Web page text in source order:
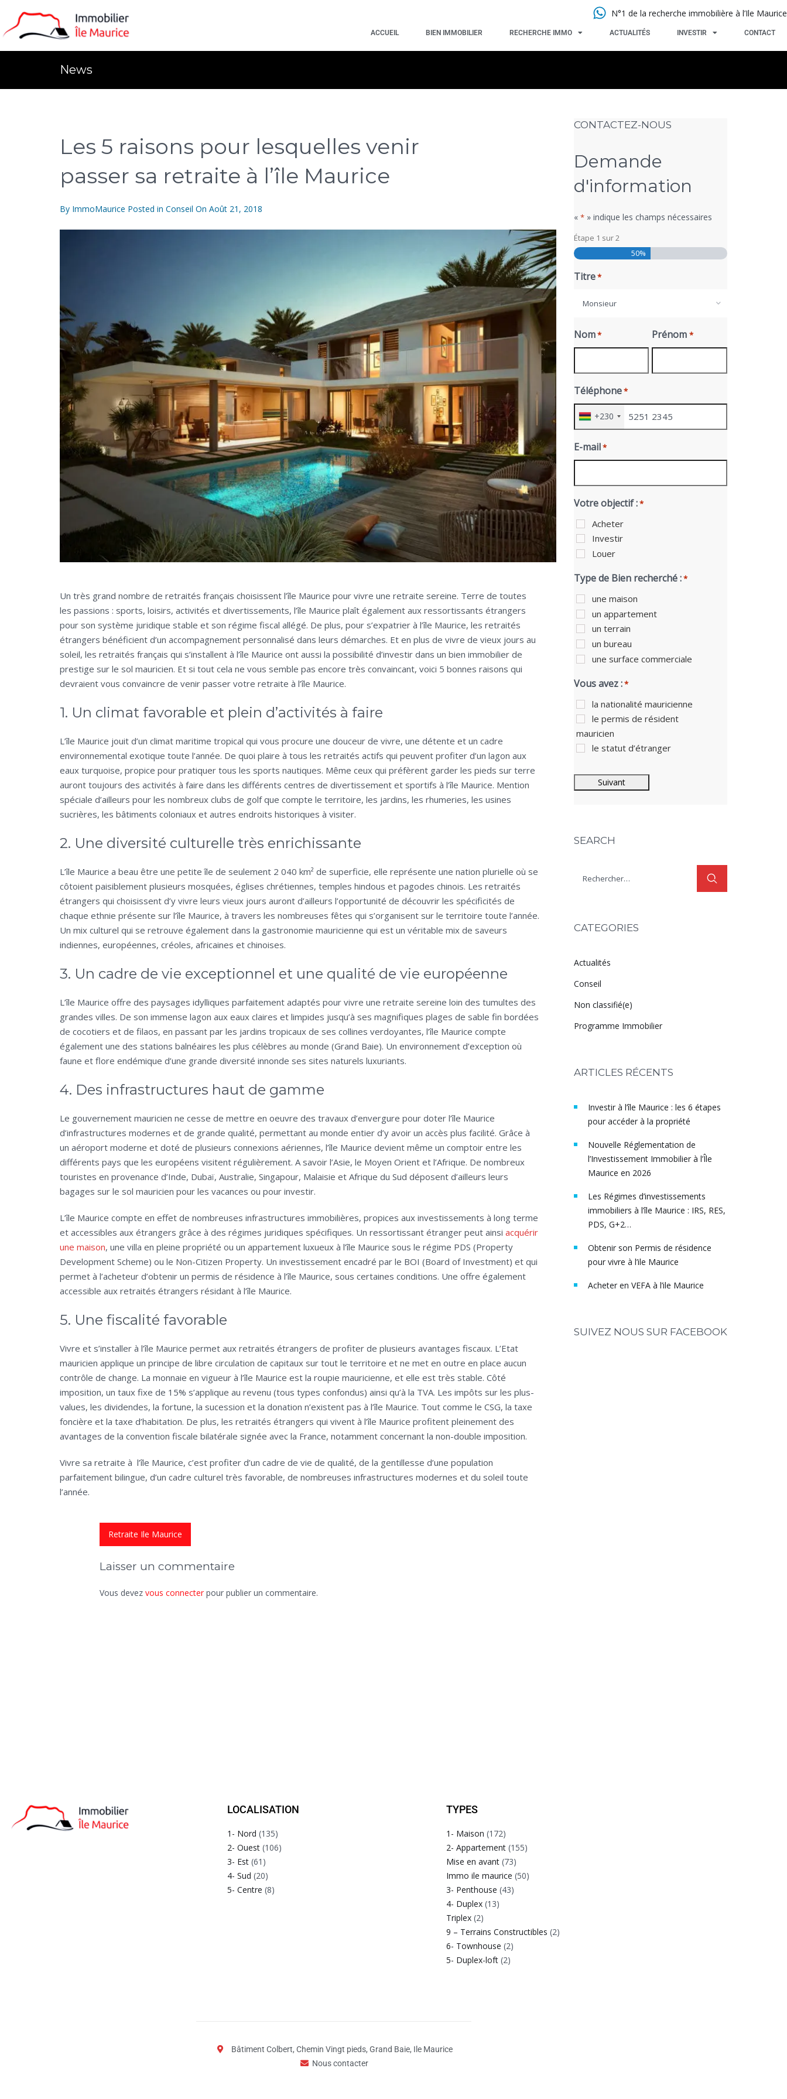
N°1 de la recherche immobilière à l’Ile Maurice
ACCUEIL BIEN IMMOBILIER RECHERCHE IMMO ACTUALITÉS INVESTIR CONTACT
News
Les 5 raisons pour lesquelles venir
passer sa retraite à l’île Maurice
By ImmoMaurice Posted in Conseil On Août 21, 2018
Un très grand nombre de retraités français choisissent l’île Maurice pour vivre une retraite sereine. Terre de toutes
les passions : sports, loisirs, activités et divertissements, l’île Maurice plaît également aux ressortissants étrangers
pour son système juridique stable et son régime fiscal allégé. De plus, pour s’expatrier à l’île Maurice, les retraités
étrangers bénéficient d’un accompagnement personnalisé dans leurs démarches. Et en plus de vivre de vieux jours au
soleil, les retraités français qui s’installent à l’île Maurice ont aussi la possibilité d’investir dans un bien immobilier de
prestige sur le sol mauricien. Et si tout cela ne vous semble pas encore très convaincant, voici 5 bonnes raisons qui
devraient vous convaincre de venir passer votre retraite à l’île Maurice.
1. Un climat favorable et plein d’activités à faire
L’île Maurice jouit d’un climat maritime tropical qui vous procure une douceur de vivre, une détente et un cadre
environnemental exotique toute l’année. De quoi plaire à tous les retraités actifs qui peuvent profiter d’un lagon aux
eaux turquoise, propice pour pratiquer tous les sports nautiques. Même ceux qui préfèrent garder les pieds sur terre
auront toujours des activités à faire dans les différents centres de divertissement et sportifs à l’île Maurice. Mention
spéciale d’ailleurs pour les nombreux clubs de golf que compte le territoire, les jardins, les rhumeries, les usines
sucrières, les bâtiments coloniaux et autres endroits historiques à visiter.
2. Une diversité culturelle très enrichissante
L’île Maurice a beau être une petite île de seulement 2 040 km² de superficie, elle représente une nation plurielle où se
côtoient paisiblement plusieurs mosquées, églises chrétiennes, temples hindous et pagodes chinois. Les retraités
étrangers qui choisissent d’y vivre leurs vieux jours auront d’ailleurs l’opportunité de découvrir les spécificités de
chaque ethnie présente sur l’île Maurice, à travers les nombreuses fêtes qui s’organisent sur le territoire toute l’année.
Un mix culturel qui se retrouve également dans la gastronomie mauricienne qui est un véritable mix de saveurs
indiennes, européennes, créoles, africaines et chinoises.
3. Un cadre de vie exceptionnel et une qualité de vie européenne
L’île Maurice offre des paysages idylliques parfaitement adaptés pour vivre une retraite sereine loin des tumultes des
grandes villes. De son immense lagon aux eaux claires et limpides jusqu’à ses magnifiques plages de sable fin bordées
de cocotiers et de filaos, en passant par les jardins tropicaux de ses collines verdoyantes, l’île Maurice compte
également une des stations balnéaires les plus célèbres au monde (Grand Baie). Un environnement d’exception où
faune et flore endémique d’une grande diversité innonde ses sites naturels luxuriants.
4. Des infrastructures haut de gamme
Le gouvernement mauricien ne cesse de mettre en oeuvre des travaux d’envergure pour doter l’île Maurice
d’infrastructures modernes et de grande qualité, permettant au monde entier d’y avoir un accès plus facilité. Grâce à
un aéroport moderne et doté de plusieurs connexions aériennes, l’île Maurice devient même un comptoir entre les
différents pays que les européens visitent régulièrement. A savoir l’Asie, le Moyen Orient et l’Afrique. De nombreux
touristes en provenance d’Inde, Dubaï, Australie, Singapour, Malaisie et Afrique du Sud déposent d’ailleurs leurs
bagages sur le sol mauricien pour les vacances ou pour investir.
L’île Maurice compte en effet de nombreuses infrastructures immobilières, propices aux investissements à long terme
et accessibles aux étrangers grâce à des régimes juridiques spécifiques. Un ressortissant étranger peut ainsi acquérir
une maison, une villa en pleine propriété ou un appartement luxueux à l’île Maurice sous le régime PDS (Property
Development Scheme) ou le Non-Citizen Property. Un investissement encadré par le BOI (Board of Investment) et qui
permet à l’acheteur d’obtenir un permis de résidence à l’île Maurice, sous certaines conditions. Une offre également
accessible aux retraités étrangers résidant à l’île Maurice.
5. Une fiscalité favorable
Vivre et s’installer à l’île Maurice permet aux retraités étrangers de profiter de plusieurs avantages fiscaux. L’Etat
mauricien applique un principe de libre circulation de capitaux sur tout le territoire et ne met en outre en place aucun
contrôle de change. La monnaie en vigueur à l’île Maurice est la roupie mauricienne, et elle est très stable. Côté
imposition, un taux fixe de 15% s’applique au revenu (tous types confondus) ainsi qu’à la TVA. Les impôts sur les plus-
values, les dividendes, la fortune, la sucession et la donation n’existent pas à l’île Maurice. Tout comme le CSG, la taxe
foncière et la taxe d’habitation. De plus, les retraités étrangers qui vivent à l’île Maurice profitent pleinement des
avantages de la convention fiscale bilatérale signée avec la France, notamment concernant la non-double imposition.
Vivre sa retraite à l’île Maurice, c’est profiter d’un cadre de vie de qualité, de la gentillesse d’une population
parfaitement bilingue, d’un cadre culturel très favorable, de nombreuses infrastructures modernes et du soleil toute
l’année.
Retraite Ile Maurice
Laisser un commentaire
Vous devez vous connecter pour publier un commentaire.
CONTACTEZ-NOUS
Demande
d'information
« *» indique les champs nécessaires
Étape 1 sur2
50%
Titre*
Monsieur
Nom* Prénom *
Téléphone*
+230
E-mail*
Votre objectif :*
Acheter
Investir
Louer
Type de Bien recherché :*
une maison
un appartement
un terrain
un bureau
une surface commerciale
Vous avez :*
la nationalité mauricienne
le permis de résident
mauricien
le statut d’étranger
SEARCH
CATEGORIES
Actualités
Conseil
Non classifié(e)
Programme Immobilier
ARTICLES RÉCENTS
Investir à l’île Maurice : les 6 étapes
pour accéder à la propriété
Nouvelle Réglementation de
l’Investissement Immobilier à l’Île
Maurice en 2026
Les Régimes d’investissements
immobiliers à l’île Maurice : IRS, RES,
PDS, G+2…
Obtenir son Permis de résidence
pour vivre à l’ile Maurice
Acheter en VEFA à l’ile Maurice
SUIVEZ NOUS SUR FACEBOOK
LOCALISATION
1- Nord (135)
2- Ouest (106)
3- Est (61)
4- Sud (20)
5- Centre (8)
TYPES
1- Maison (172)
2- Appartement(155)
Mise en avant(73)
Immo ile maurice (50)
3- Penthouse (43)
4- Duplex(13)
Triplex(2)
9 – Terrains Constructibles (2)
6- Townhouse (2)
5- Duplex-loft(2)
Bâtiment Colbert, Chemin Vingt pieds, Grand Baie, Ile Maurice
Nous contacter